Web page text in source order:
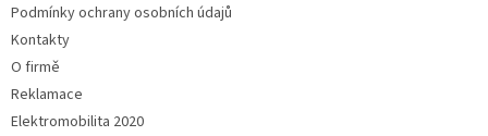
Podmínky ochrany osobních údajů
Kontakty
O firmě
Reklamace
Elektromobilita 2020